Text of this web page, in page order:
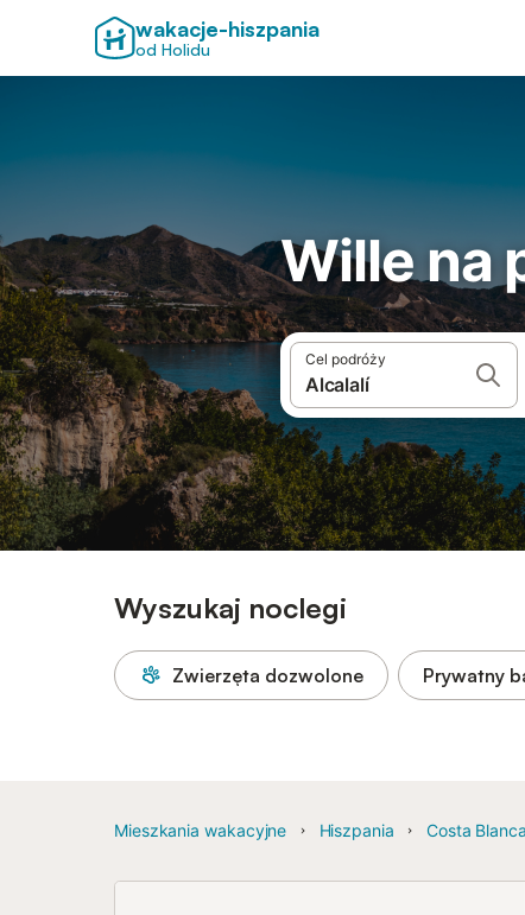
wakacje-hiszpania
od Holidu
Wille na
Cel podróży
Wyszukaj noclegi
Zwierzęta dozwolone Prywatny
Mieszkania wakacyjne Hiszpania Costa Blanca